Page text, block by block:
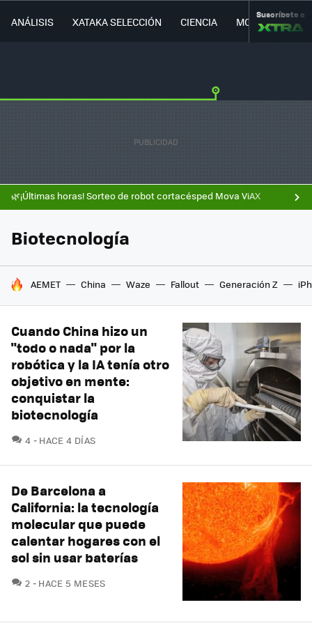
ANÁLISIS XATAKA SELECCIÓN CIENCIA MOVILIDAD
Suscríbete a
🌿¡Últimas horas! Sorteo de robot cortacésped Mova ViAX
Biotecnología
HOY SE HABLA DE
AEMET China Waze Fallout Generación Z
Cuando China hizo un
"todo o nada" por la
robótica y la IA tenía otro
objetivo en mente:
conquistar la
biotecnología
4 COMENTARIOS
HACE 4 DÍAS
De Barcelona a
California: la tecnología
molecular que puede
calentar hogares con el
sol sin usar baterías
2 COMENTARIOS
HACE 5 MESES